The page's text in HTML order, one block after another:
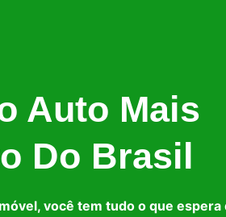
Auto Mais
Do Brasil
você tem tudo o que espera